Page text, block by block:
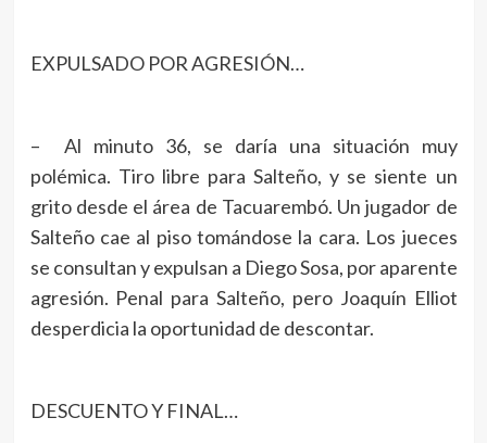
EXPULSADO POR AGRESIÓN…
– Al minuto 36, se daría una situación muy
polémica. Tiro libre para Salteño, y se siente un
grito desde el área de Tacuarembó. Un jugador de
Salteño cae al piso tomándose la cara. Los jueces
se consultan y expulsan a Diego Sosa, por aparente
agresión. Penal para Salteño, pero Joaquín Elliot
desperdicia la oportunidad de descontar.
DESCUENTO Y FINAL…